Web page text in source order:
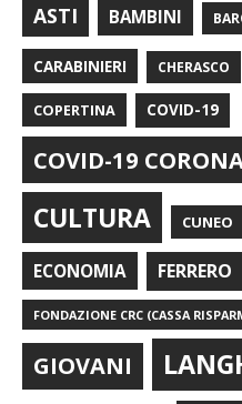
ASTI BAMBINI
CARABINIERI CHERASCO
COPERTINA COVID-19
COVID-19
CULTURA CUNEO
ECONOMIA FERRERO
FONDAZIONE CRC (CASSA
GIOVANI